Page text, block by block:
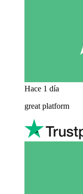
Hace 1 día
great platform